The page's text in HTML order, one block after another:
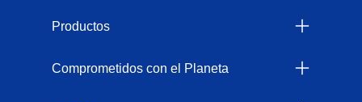
Productos
Comprometidos con el Planeta